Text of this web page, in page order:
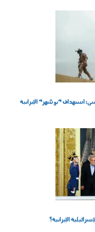
استهداف "بوشهر" الإيرانية
الإيرانية؟